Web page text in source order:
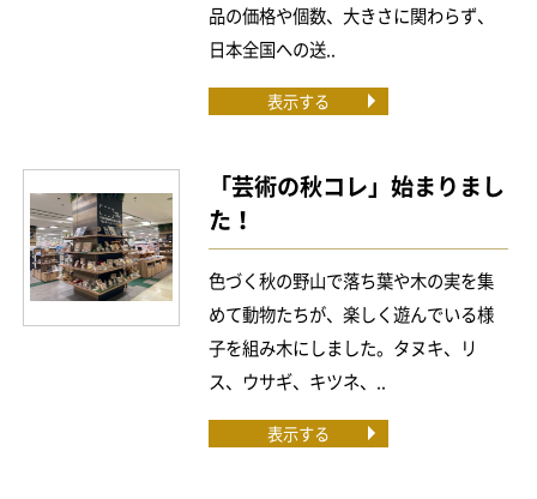
品の価格や個数、大きさに関わらず、
日本全国への送..
表示する
「芸術の秋コレ」始まりまし
た！
色づく秋の野山で落ち葉や木の実を集
めて動物たちが、楽しく遊んでいる様
子を組み木にしました。タヌキ、リ
ス、ウサギ、キツネ、..
表示する